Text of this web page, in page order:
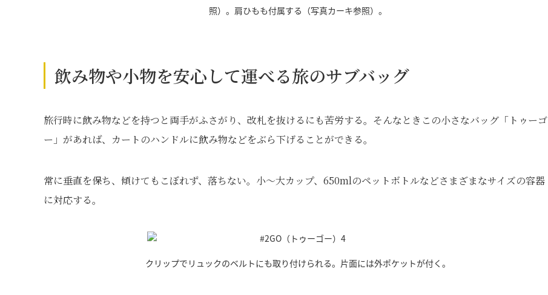
照）。肩ひもも付属する（写真カーキ参照）。
飲み物や小物を安心して運べる旅のサブバッグ
旅行時に飲み物などを持つと両手がふさがり、改札を抜けるにも苦労する。そんなときこの小さなバッグ「トゥーゴ
ー」があれば、カートのハンドルに飲み物などをぶら下げることができる。
常に垂直を保ち、傾けてもこぼれず、落ちない。小～大カップ、650mlのペットボトルなどさまざまなサイズの容器
に対応する。
クリップでリュックのベルトにも取り付けられる。片面には外ポケットが付く。